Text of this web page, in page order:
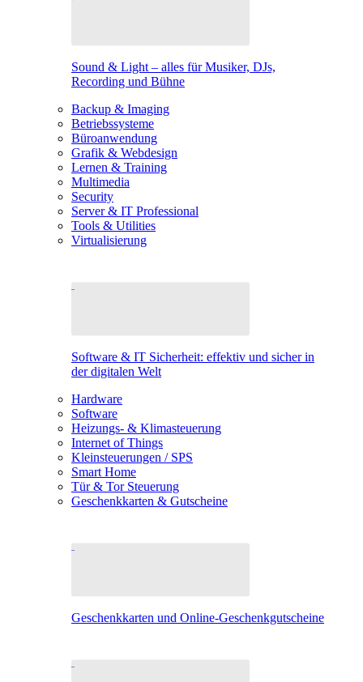
Sound & Light – alles für Musiker, DJs,
Recording und Bühne
Backup & Imaging
Betriebssysteme
Büroanwendung
Grafik & Webdesign
Lernen & Training
Multimedia
Security
Server & IT Professional
Tools & Utilities
Virtualisierung
Software & IT Sicherheit: effektiv und sicher in
der digitalen Welt
Hardware
Software
Heizungs- & Klimasteuerung
Internet of Things
Kleinsteuerungen / SPS
Smart Home
Tür & Tor Steuerung
Geschenkkarten & Gutscheine
Geschenkkarten und Online-Geschenkgutscheine